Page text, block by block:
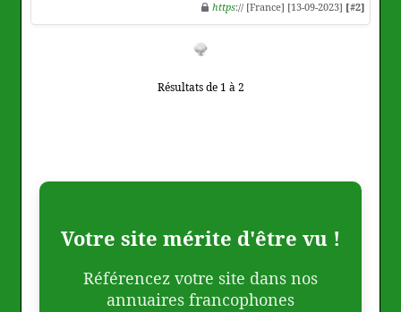
https:// [France] [13-09-2023] [#2]
Résultats de 1 à 2
Votre site mérite d'être vu !
Référencez votre site dans nos
annuaires francophones